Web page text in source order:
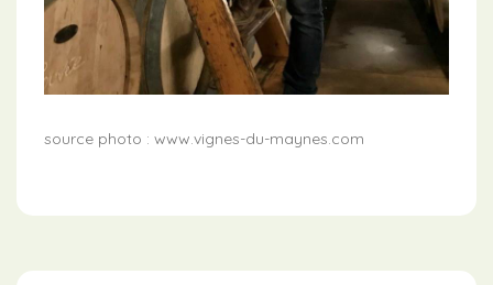
source photo : www.vignes-du-maynes.com